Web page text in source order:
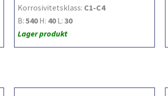
Korrosivitetsklass: C1-C4
B: 540H: 40L: 30
Lager produkt